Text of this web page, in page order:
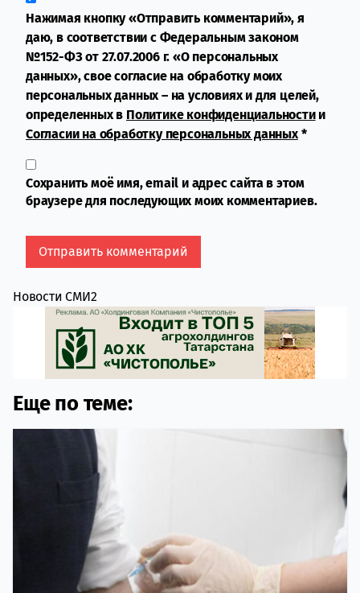
Нажимая кнопку «Отправить комментарий», я
даю, в соответствии с Федеральным законом
№152-ФЗ от 27.07.2006 г. «О персональных
данных», свое согласие на обработку моих
персональных данных – на условиях и для целей,
определенных в Политике конфиденциальностии
Согласии на обработку персональных данных*
Сохранить моё имя, email и адрес сайта в этом
браузере для последующих моих комментариев.
Новости СМИ2
Еще по теме: